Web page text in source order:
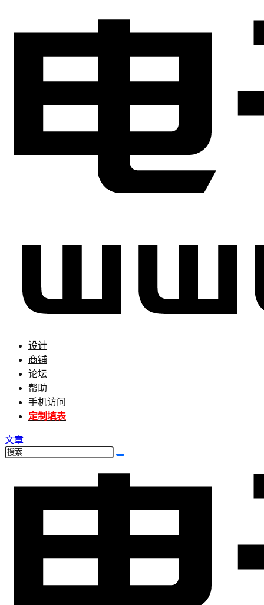
设计
商铺
论坛
帮助
手机访问
定制填表
文章